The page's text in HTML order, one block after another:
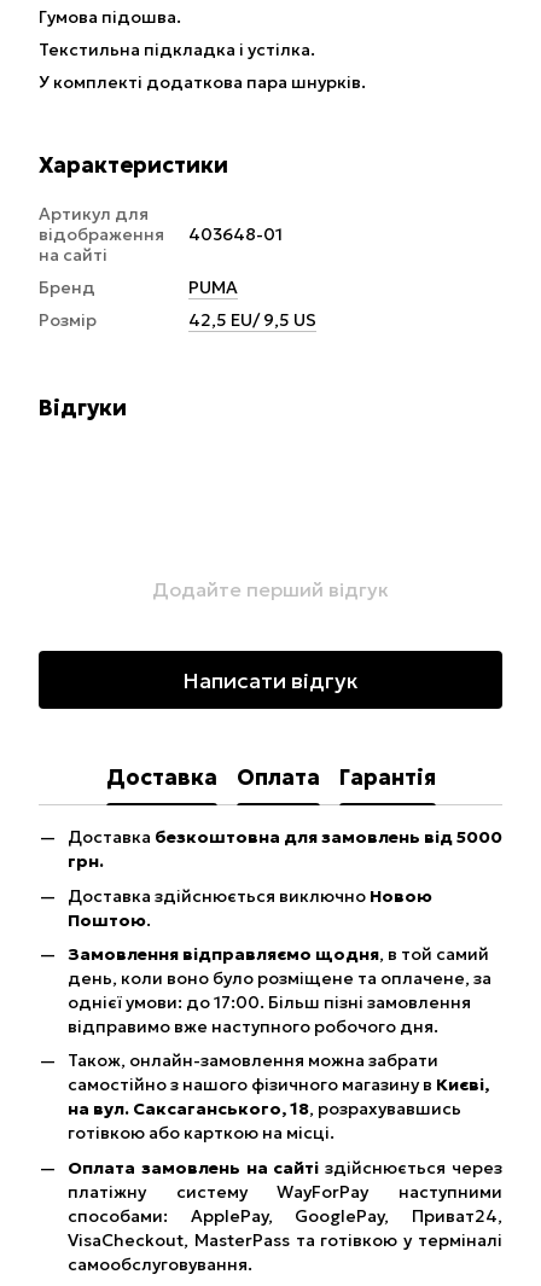
Гумова підошва.
Текстильна підкладка і устілка.
У комплекті додаткова пара шнурків.
Характеристики
Артикул для
відображення
на сайті
403648-01
Бренд
PUMA
Розмір
42,5 EU/ 9,5 US
Відгуки
Додайте перший відгук
Написати відгук
Доставка Оплата Гарантія
Доставка безкоштовна для замовлень від 5000
грн.
Доставка здійснюється виключно Новою
Поштою.
Замовлення відправляємо щодня, в той самий
день, коли воно було розміщене та оплачене, за
однієї умови: до 17:00. Більш пізні замовлення
відправимо вже наступного робочого дня.
Також, онлайн-замовлення можна забрати
самостійно з нашого фізичного магазину в Києві,
на вул. Саксаганського, 18, розрахувавшись
готівкою або карткою на місці.
Оплата замовлень на сайтіздійснюється через
платіжну систему WayForPay наступними
способами: ApplePay, GooglePay, Приват24,
VisaCheckout, MasterPass та готівкою у терміналі
самообслуговування.